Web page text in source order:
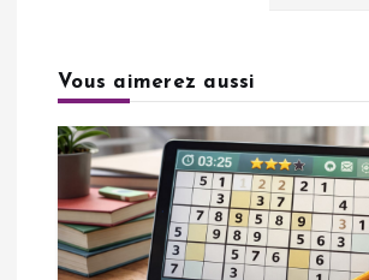
t
o
n
Vous aimerez aussi